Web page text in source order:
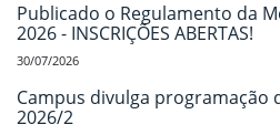
Publicado o Regulamento da
2026 - INSCRIÇÕES ABERTAS!
30/07/2026
Campus divulga programação
2026/2